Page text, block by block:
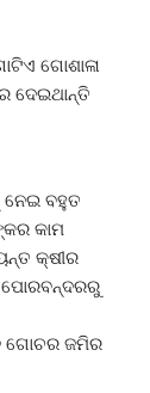
ଗୋଶାଳା
ଦେଇଥାନ୍ତି
ନେଇ ବହୁତ
କାମ
କ୍ଷୀର
ପୋରବନ୍ଦରରୁ
ଗୋଚର ଜମିର